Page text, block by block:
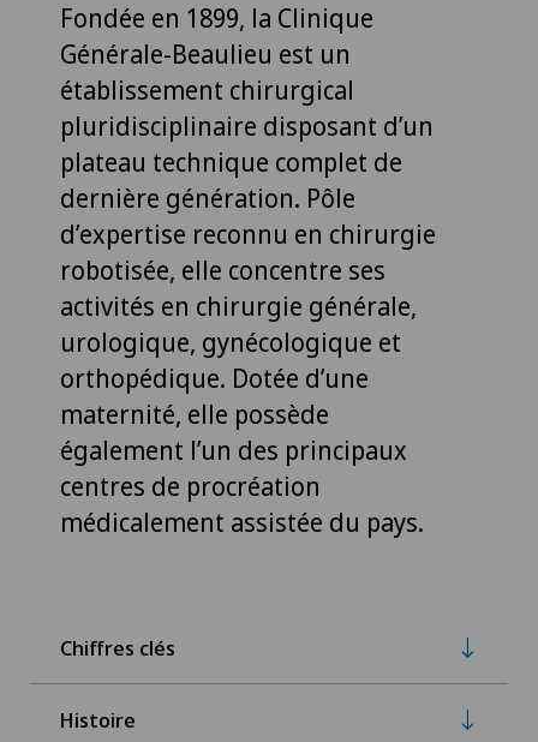
Fondée en 1899, la Clinique
Générale-Beaulieu est un
établissement chirurgical
pluridisciplinaire disposant d’un
plateau technique complet de
dernière génération. Pôle
d’expertise reconnu en chirurgie
robotisée, elle concentre ses
activités en chirurgie générale,
urologique, gynécologique et
orthopédique. Dotée d’une
maternité, elle possède
également l’un des principaux
centres de procréation
médicalement assistée du pays.
Chiffres clés
Histoire